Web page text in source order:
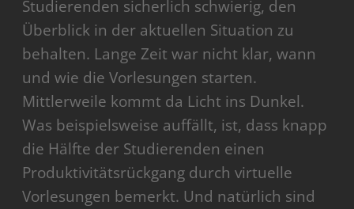
Studierenden sicherlich schwierig, den
Überblick in der aktuellen Situation zu
behalten. Lange Zeit war nicht klar, wann
und wie die Vorlesungen starten.
Mittlerweile kommt da Licht ins Dunkel.
Was beispielsweise auffällt, ist, dass knapp
die Hälfte der Studierenden einen
Produktivitätsrückgang durch virtuelle
Vorlesungen bemerkt. Und natürlich sind